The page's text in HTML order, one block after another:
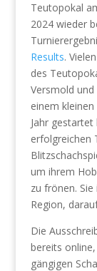
Teutopokal
2024 wieder
Results.
des
Versmold
einem
Jahr
erfolgreichen
um ihrem
zu frönen.
Region,
Die
bereits online,
gängigen